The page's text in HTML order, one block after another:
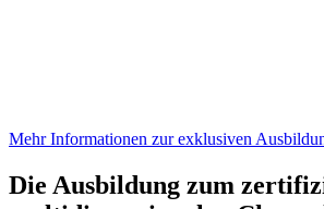
Mehr Informationen zur exklusiven
Die Ausbildung zum